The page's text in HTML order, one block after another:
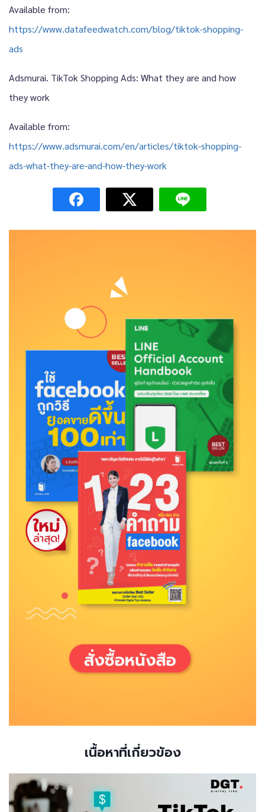
Available from:
https://www.datafeedwatch.com/blog/tiktok-shopping-
ads
Adsmurai. TikTok Shopping Ads: What they are and how
they work
Available from:
https://www.adsmurai.com/en/articles/tiktok-shopping-
ads-what-they-are-and-how-they-work
เนื้อหาที่เกี่ยวข้อง